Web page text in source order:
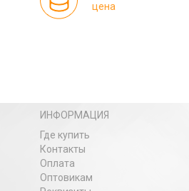
цена
ИНФОРМАЦИЯ
Где купить
Контакты
Оплата
Оптовикам